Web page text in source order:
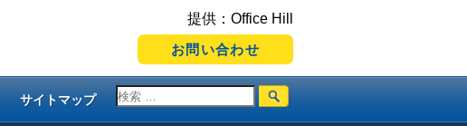
提供：Office Hill
お問い合わせ
サイトマップ